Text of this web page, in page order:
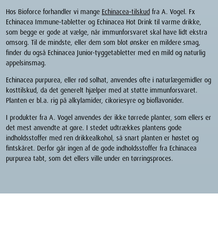
Hos Bioforce forhandler vi mange Echinacea-tilskudfra A. Vogel. Fx
Echinacea Immune-tabletter og Echinacea Hot Drink til varme drikke,
som begge er gode at vælge, når immunforsvaret skal have lidt ekstra
omsorg. Til de mindste, eller dem som blot ønsker en mildere smag,
finder du også Echinacea Junior-tyggetabletter med en mild og naturlig
appelsinsmag.
Echinacea purpurea, eller rød solhat, anvendes ofte i naturlægemidler og
kosttilskud, da det generelt hjælper med at støtte immunforsvaret.
Planten er bl.a. rig på alkylamider, cikoriesyre og bioflavonider.
I produkter fra A. Vogel anvendes der ikke tørrede planter, som ellers er
det mest anvendte at gøre. I stedet udtrækkes plantens gode
indholdsstoffer med ren drikkealkohol, så snart planten er høstet og
fintskåret. Derfor går ingen af de gode indholdsstoffer fra Echinacea
purpurea tabt, som det ellers ville under en tørringsproces.